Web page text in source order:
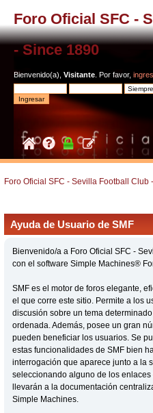
Foro Oficial SFC -
- Since 1890
Bienvenido(a), Visitante . Por favor,
Foro Oficial SFC - Sevilla Football Club
Ayuda de Usuario de SMF
Bienvenido/a a Foro Oficial SFC -
con el software Simple Machines®
SMF es el motor de foros elegante,
el que corre este sitio. Permite a los
discusión sobre un tema
ordenada. Además, posee un gran
pueden beneficiar los usuarios. Se
estas funcionalidades de SMF bien
interrogación que aparece junto a la
seleccionando alguno de los
llevarán a la documentación
Simple Machines.